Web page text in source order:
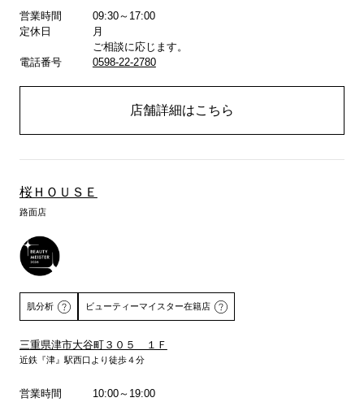
営業時間
09:30～17:00
定休日
月
ご相談に応じます。
電話番号
0598-22-2780
店舗詳細はこちら
桜ＨＯＵＳＥ
路面店
肌分析 ビューティーマイスター在籍店
三重県津市大谷町３０５ １Ｆ
近鉄『津』駅西口より徒歩４分
営業時間
10:00～19:00